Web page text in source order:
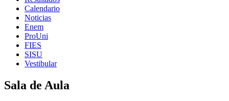
Calendario
Noticias
Enem
ProUni
FIES
SISU
Vestibular
Sala de Aula